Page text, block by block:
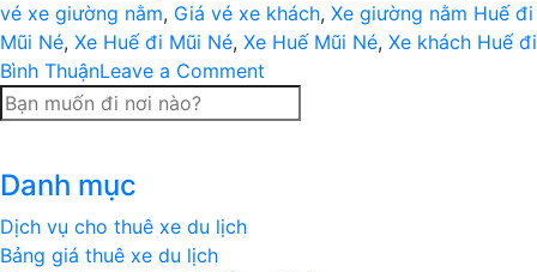
vé xe giường nằm, Giá vé xe khách, Xe giường nằm Huế đi
Mũi Né, Xe Huế đi Mũi Né, Xe Huế Mũi Né, Xe khách Huế đi
Bình ThuậnLeave a Comment
xe
Danh mục
Dịch vụ cho thuê xe du lịch
Bảng giá thuê xe du lịch